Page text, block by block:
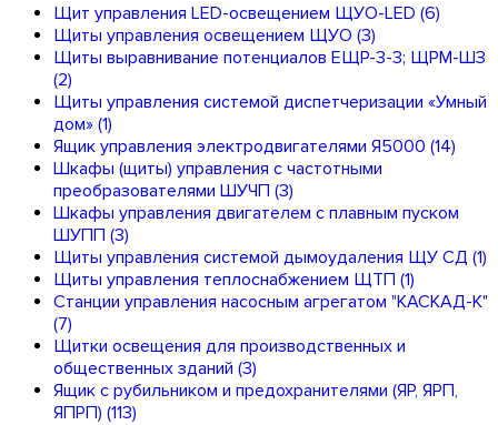
Щит управления LED-освещением ЩУО-LED (6)
Щиты управления освещением ЩУО (3)
Щиты выравнивание потенциалов ЕЩР-3-3; ЩРМ-ШЗ
(2)
Щиты управления системой диспетчеризации «Умный
дом» (1)
Ящик управления электродвигателями Я5000 (14)
Шкафы (щиты) управления с частотными
преобразователями ШУЧП (3)
Шкафы управления двигателем с плавным пуском
ШУПП (3)
Щиты управления системой дымоудаления ЩУ СД (1)
Щиты управления теплоснабжением ЩТП (1)
Станции управления насосным агрегатом "КАСКАД-К"
(7)
Щитки освещения для производственных и
общественных зданий (3)
Ящик с рубильником и предохранителями (ЯР, ЯРП,
ЯПРП) (113)